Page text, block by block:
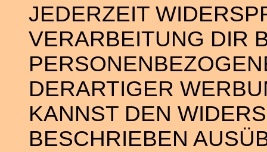
JEDERZEIT
VERARBEITUNG DIR
DERARTIGER
KANNST DEN
BESCHRIEBEN